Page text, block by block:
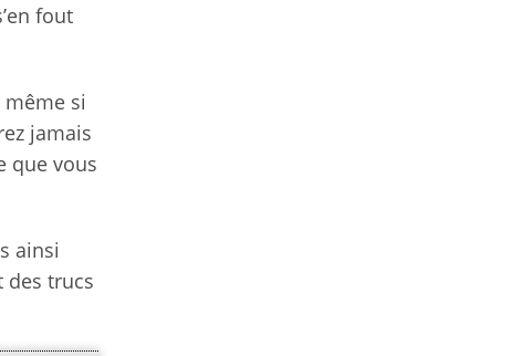
fout
si
jamais
que vous
ainsi
des trucs